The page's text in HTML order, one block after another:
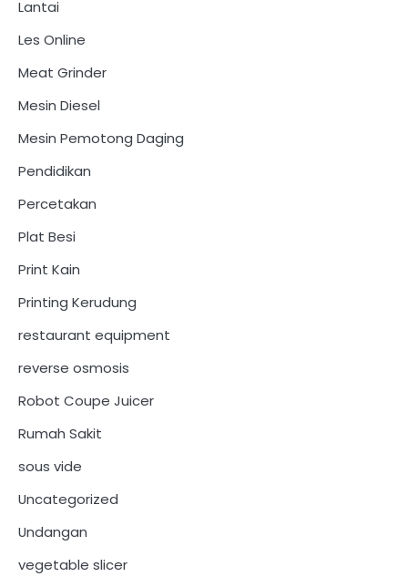
Lantai
Les Online
Meat Grinder
Mesin Diesel
Mesin Pemotong Daging
Pendidikan
Percetakan
Plat Besi
Print Kain
Printing Kerudung
restaurant equipment
reverse osmosis
Robot Coupe Juicer
Rumah Sakit
sous vide
Uncategorized
Undangan
vegetable slicer